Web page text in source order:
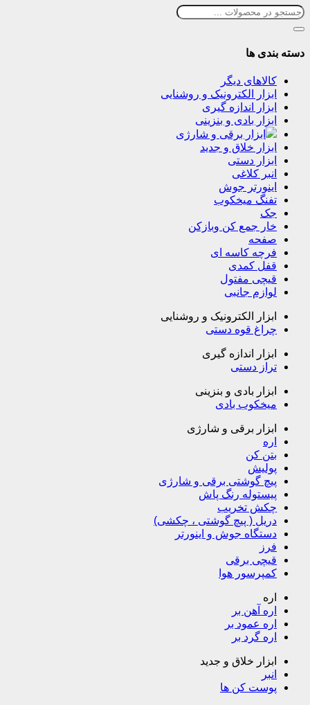
دسته بندی ها
کالاهای دیگر
ابزار الکترونیک و روشنایی
ابزار اندازه گیری
ابزار بادی و بنزینی
ابزار برقی و شارژی
ابزار خلاق و جدید
ابزار دستی
انبر کلاغی
اینورتر جوش
تفنگ میخکوب
جک
خار جمع کن وبازکن
صفحه
فرچه کاسه ای
قفل کمدی
قیچی مفتول
لوازم جانبی
ابزار الکترونیک و روشنایی
چراغ قوه دستی
ابزار اندازه گیری
تراز دستی
ابزار بادی و بنزینی
میخکوب بادی
ابزار برقی و شارژی
اره
بتن کن
پولیش
پیچ گوشتی برقی و شارژی
پیستوله رنگ پاش
چکش تخریب
دریل ( پیچ گوشتی ، چکشی)
دستگاه جوش و اینورتر
فرز
قیچی برقی
کمپرسور هوا
اره
اره آهن بر
اره عمود بر
اره گرد بر
ابزار خلاق و جدید
انبر
پوست کن ها